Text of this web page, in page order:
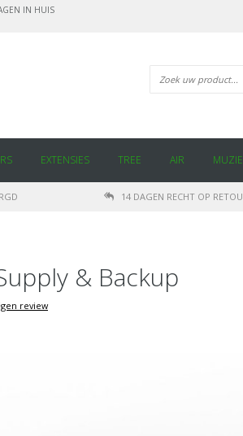
IN HUIS
EXTENSIES TREE AIR
14 DAGEN RECHT OP
& Backup
review